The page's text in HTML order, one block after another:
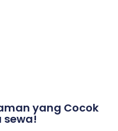
yang Cocok
sewa!